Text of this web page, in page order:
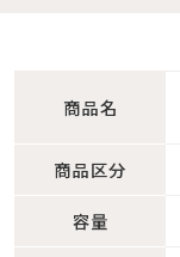
商品名
商品区分
容量